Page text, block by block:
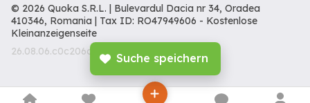
Suche speichern
© 2026 Quoka S.R.L. | Bulevardul Dacia nr 34, Oradea
410346, Romania | Tax ID: RO47949606 - Kostenlose
Kleinanzeigenseite
26.08.06.c0c206c